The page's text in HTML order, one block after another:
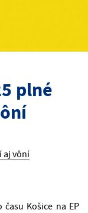
plné
aj vôní
Košice na EP